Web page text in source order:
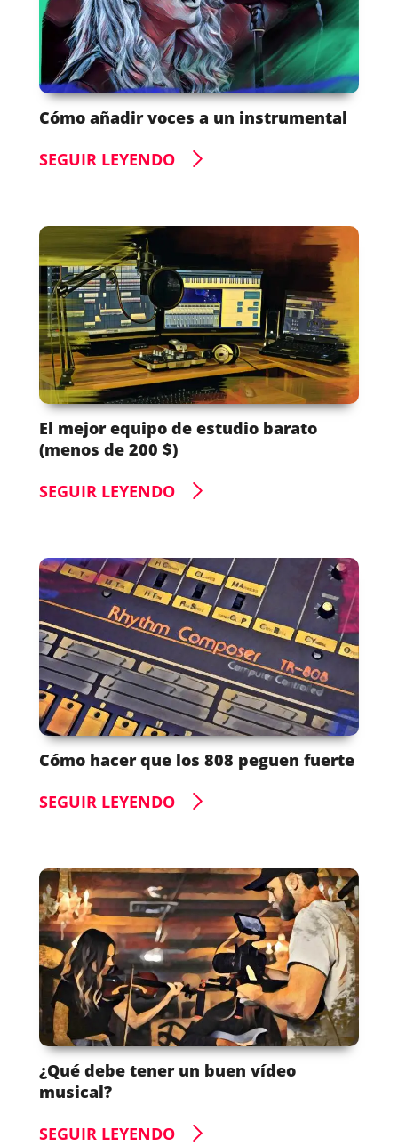
Cómo añadir voces a un instrumental
SEGUIR LEYENDO
El mejor equipo de estudio barato
(menos de 200 $)
SEGUIR LEYENDO
Cómo hacer que los 808 peguen fuerte
SEGUIR LEYENDO
¿Qué debe tener un buen vídeo
musical?
SEGUIR LEYENDO